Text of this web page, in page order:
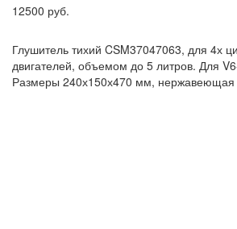
12500 руб.
Глушитель тихий CSM37047063, для 4х
двигателей, объемом до 5 литров. Для
Размеры 240х150х470 мм, нержавеющая